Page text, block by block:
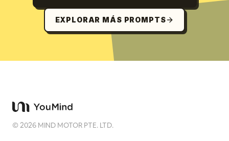
EXPLORAR MÁS PROMPTS
©2026 MIND MOTOR PTE. LTD.